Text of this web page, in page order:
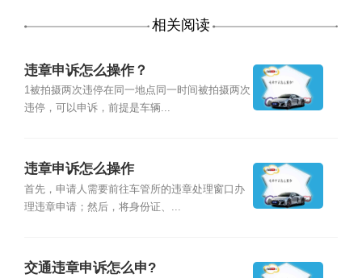
相关阅读
违章申诉怎么操作？
1被拍摄两次违停在同一地点同一时间被拍摄两次
违停，可以申诉，前提是车辆...
违章申诉怎么操作
首先，申请人需要前往车管所的违章处理窗口办
理违章申请；然后，将身份证、...
交通违章申诉怎么申?